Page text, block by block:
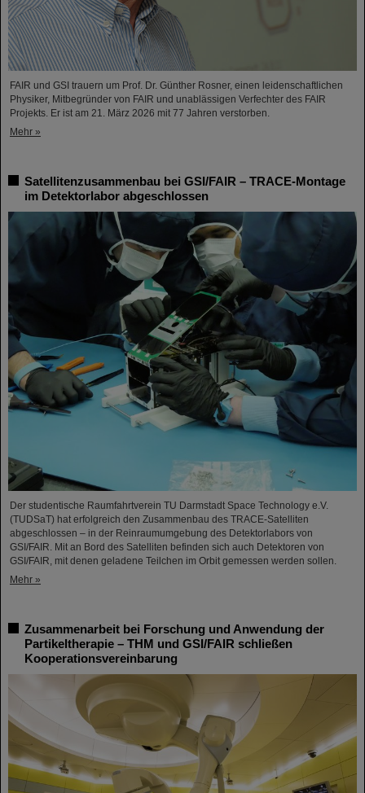
FAIR und GSI trauern um Prof. Dr. Günther Rosner, einen leidenschaftlichen
Physiker, Mitbegründer von FAIR und unablässigen Verfechter des FAIR
Projekts. Er ist am 21. März 2026 mit 77 Jahren verstorben.
Mehr »
Satellitenzusammenbau bei GSI/FAIR – TRACE-Montage
im Detektorlabor abgeschlossen
Der studentische Raumfahrtverein TU Darmstadt Space Technology e.V.
(TUDSaT) hat erfolgreich den Zusammenbau des TRACE-Satelliten
abgeschlossen – in der Reinraumumgebung des Detektorlabors von
GSI/FAIR. Mit an Bord des Satelliten befinden sich auch Detektoren von
GSI/FAIR, mit denen geladene Teilchen im Orbit gemessen werden sollen.
Mehr »
Zusammenarbeit bei Forschung und Anwendung der
Partikeltherapie – THM und GSI/FAIR schließen
Kooperationsvereinbarung